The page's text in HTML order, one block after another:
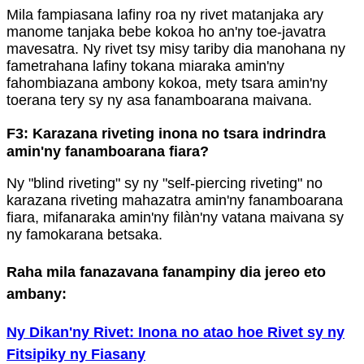
Mila fampiasana lafiny roa ny rivet matanjaka ary
manome tanjaka bebe kokoa ho an'ny toe-javatra
mavesatra. Ny rivet tsy misy tariby dia manohana ny
fametrahana lafiny tokana miaraka amin'ny
fahombiazana ambony kokoa, mety tsara amin'ny
toerana tery sy ny asa fanamboarana maivana.
F3: Karazana riveting inona no tsara indrindra
amin'ny fanamboarana fiara?
Ny "blind riveting" sy ny "self-piercing riveting" no
karazana riveting mahazatra amin'ny fanamboarana
fiara, mifanaraka amin'ny filàn'ny vatana maivana sy
ny famokarana betsaka.
Raha mila fanazavana fanampiny dia jereo eto
ambany:
Ny Dikan'ny Rivet: Inona no atao hoe Rivet sy ny
Fitsipiky ny Fiasany